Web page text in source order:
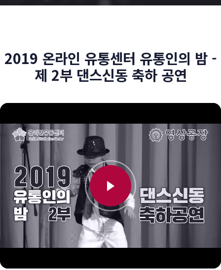
2019 온라인 유통센터 유통인의 밤 -
제 2부 댄스신동 축하 공연